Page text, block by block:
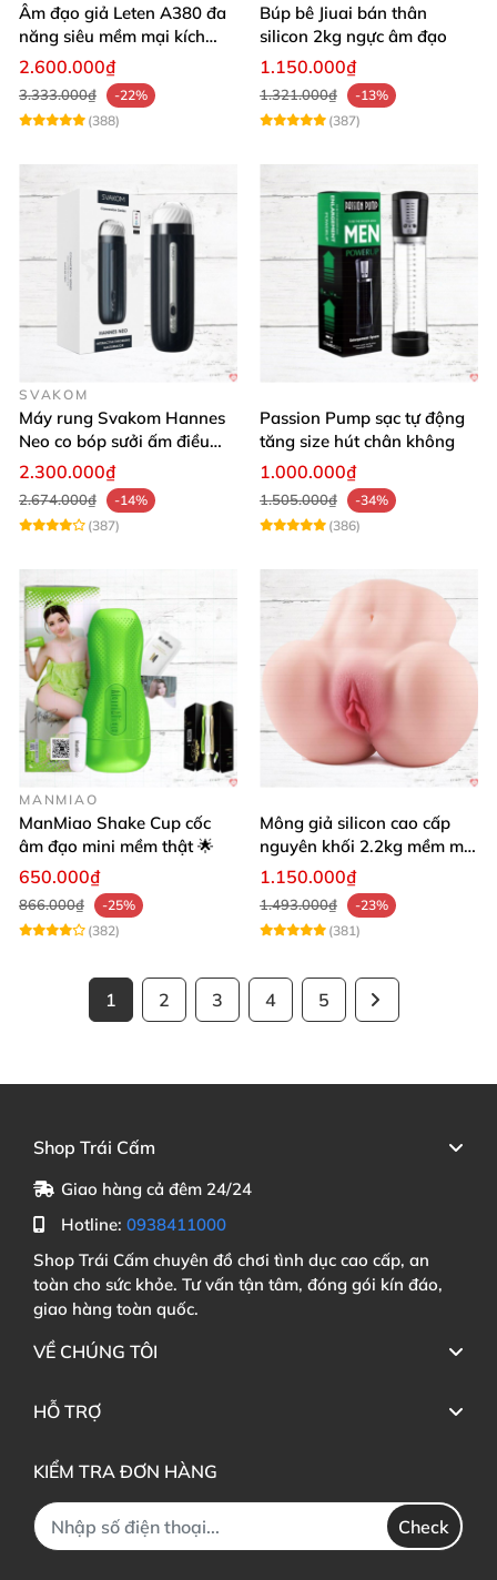
Âm đạo giả Leten A380 đa
năng siêu mềm mại kích
thích phái mạnh
2.600.000₫
3.333.000₫
-22%
(388)
Búp bê Jiuai bán thân
silicon 2kg ngực âm đạo
1.150.000₫
1.321.000₫
-13%
(387)
SVAKOM
Máy rung Svakom Hannes
Neo co bóp sưởi ấm điều
khiển app
2.300.000₫
2.674.000₫
-14%
(387)
Passion Pump sạc tự động
tăng size hút chân không
1.000.000₫
1.505.000₫
-34%
(386)
MANMIAO
ManMiao Shake Cup cốc
âm đạo mini mềm thật 🌟
650.000₫
866.000₫
-25%
(382)
Mông giả silicon cao cấp
nguyên khối 2.2kg mềm mại
khít bóp cực thật
1.150.000₫
1.493.000₫
-23%
(381)
1 2 3 4 5
Shop Trái Cấm
Giao hàng cả đêm 24/24
Hotline: 0938411000
Shop Trái Cấm chuyên đồ chơi tình dục cao cấp, an
toàn cho sức khỏe. Tư vấn tận tâm, đóng gói kín đáo,
giao hàng toàn quốc.
VỀ CHÚNG TÔI
HỖ TRỢ
KIỂM TRA ĐƠN HÀNG
Check